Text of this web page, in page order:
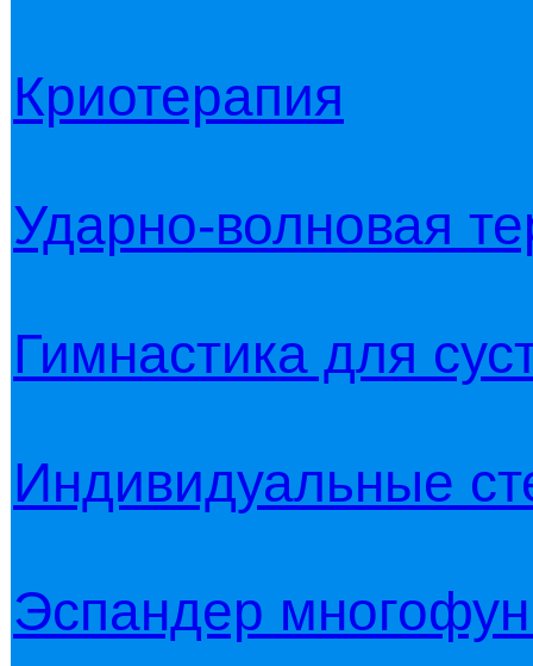
Криотерапия
Ударно-волновая
Гимнастика для
Индивидуальные
Эспандер